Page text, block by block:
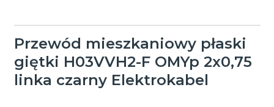
Przewód mieszkaniowy płaski
giętki H03VVH2-F OMYp 2x0,75
linka czarny Elektrokabel